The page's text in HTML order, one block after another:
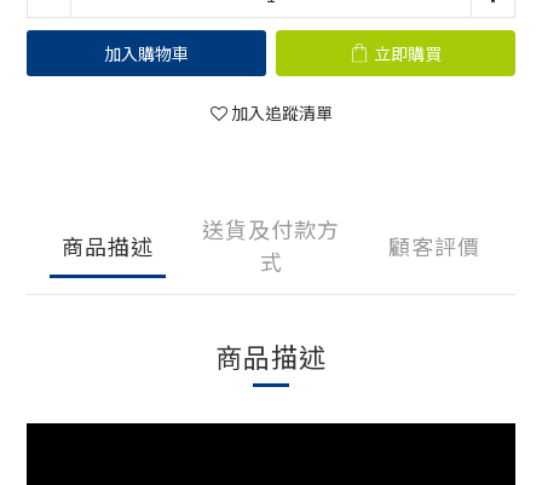
加入購物車 立即購買
加入追蹤清單
商品描述
送貨及付款方
式
顧客評價
商品描述